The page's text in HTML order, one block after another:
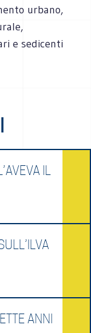
urbano,
e sedicenti
IL
ANNI